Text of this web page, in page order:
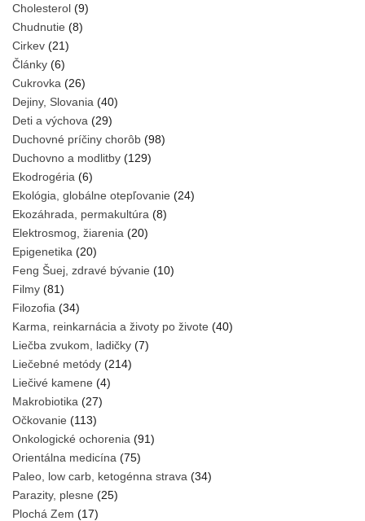
Cholesterol (9)
Chudnutie (8)
Cirkev (21)
Články (6)
Cukrovka (26)
Dejiny, Slovania (40)
Deti a výchova (29)
Duchovné príčiny chorôb (98)
Duchovno a modlitby (129)
Ekodrogéria (6)
Ekológia, globálne otepľovanie (24)
Ekozáhrada, permakultúra (8)
Elektrosmog, žiarenia (20)
Epigenetika (20)
Feng Šuej, zdravé bývanie (10)
Filmy (81)
Filozofia (34)
Karma, reinkarnácia a životy po živote (40)
Liečba zvukom, ladičky (7)
Liečebné metódy (214)
Liečivé kamene (4)
Makrobiotika (27)
Očkovanie (113)
Onkologické ochorenia (91)
Orientálna medicína (75)
Paleo, low carb, ketogénna strava (34)
Parazity, plesne (25)
Plochá Zem (17)